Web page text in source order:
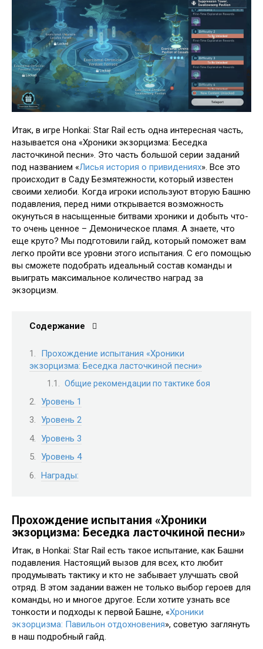
Итак, в игре Honkai: Star Rail есть одна интересная часть,
называется она «Хроники экзорцизма: Беседка
ласточкиной песни». Это часть большой серии заданий
под названием «Лисья история о привидениях». Все это
происходит в Саду Безмятежности, который известен
своими хелиоби. Когда игроки используют вторую Башню
подавления, перед ними открывается возможность
окунуться в насыщенные битвами хроники и добыть что-
то очень ценное – Демоническое пламя. А знаете, что
еще круто? Мы подготовили гайд, который поможет вам
легко пройти все уровни этого испытания. С его помощью
вы сможете подобрать идеальный состав команды и
выиграть максимальное количество наград за
экзорцизм.
Содержание
Прохождение испытания «Хроники
экзорцизма: Беседка ласточкиной песни»
Общие рекомендации по тактике боя
Уровень 1
Уровень 2
Уровень 3
Уровень 4
Награды:
Прохождение испытания «Хроники
экзорцизма: Беседка ласточкиной песни»
Итак, в Honkai: Star Rail есть такое испытание, как Башни
подавления. Настоящий вызов для всех, кто любит
продумывать тактику и кто не забывает улучшать свой
отряд. В этом задании важен не только выбор героев для
команды, но и многое другое. Если хотите узнать все
тонкости и подходы к первой Башне, «Хроники
экзорцизма: Павильон отдохновения», советую заглянуть
в наш подробный гайд.